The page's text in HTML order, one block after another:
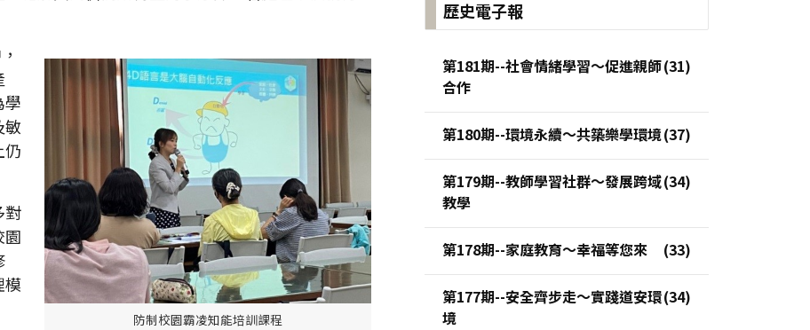
防制校園霸凌知能培訓課程
學
敏
仍
對
園
模
歷史電子報
第181期--社會情緒學習～促進親師
合作
第180期--環境永續～共築樂學環境
第179期--教師學習社群～發展跨域
教學
第178期--家庭教育～幸福等您來
第177期--安全齊步走～實踐道安環
境